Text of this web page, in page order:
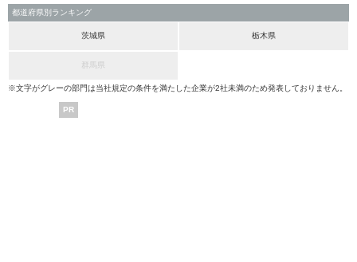
都道府県別ランキング
茨城県 栃木県
群馬県
※文字がグレーの部門は当社規定の条件を満たした企業が2社未満のため発表しておりません。
PR